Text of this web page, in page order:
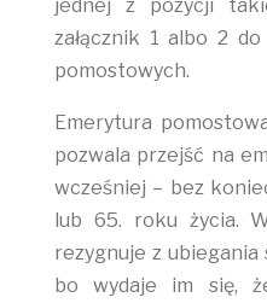
jednej z pozycji
załącznik 1 albo 2
pomostowych.
Emerytura
pozwala przejść na
wcześniej – bez
lub 65. roku życia.
rezygnuje z
bo wydaje im się,